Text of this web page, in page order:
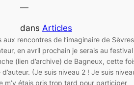
—
dans Articles
aux rencontres de l’imaginaire de Sèvres
en avril prochain je serais au festival
(lien d’archive) de Bagneux, cette
(Je suis niveau 2 ! Je suis
m’y étais pris trop tard pour participer